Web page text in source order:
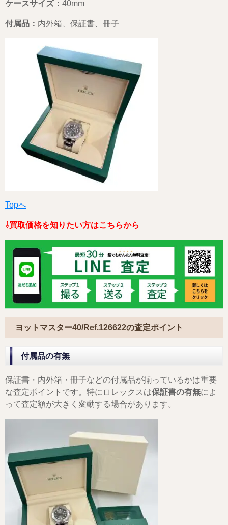
ケースサイズ： 40mm
付属品： 内外箱、保証書、冊子
Topへ
⇩買取価格を知りたい方はこちらから
ヨットマスター40/Ref.126622の査定ポイント
付属品の有無
保証書・内外箱・冊子などの付属品が揃っているかは重要
な査定ポイントです。特にロレックスは保証書の有無によ
って査定額が大きく変動する場合があります。